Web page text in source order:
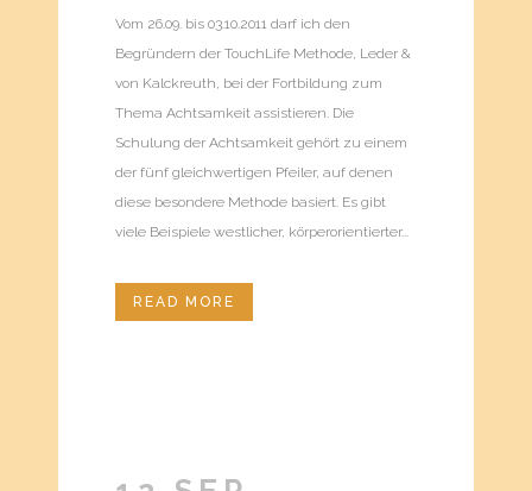
Vom 26.09. bis 03.10.2011 darf ich den
Begründern der TouchLife Methode, Leder &
von Kalckreuth, bei der Fortbildung zum
Thema Achtsamkeit assistieren. Die
Schulung der Achtsamkeit gehört zu einem
der fünf gleichwertigen Pfeiler, auf denen
diese besondere Methode basiert. Es gibt
viele Beispiele westlicher, körperorientierter...
READ MORE